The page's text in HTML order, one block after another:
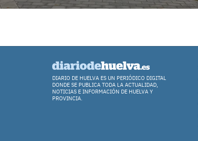
DIARIO DE HUELVA ES UN PERIÓDICO DIGITAL
DONDE SE PUBLICA TODA LA ACTUALIDAD,
NOTICIAS E INFORMACIÓN DE HUELVA Y
PROVINCIA.